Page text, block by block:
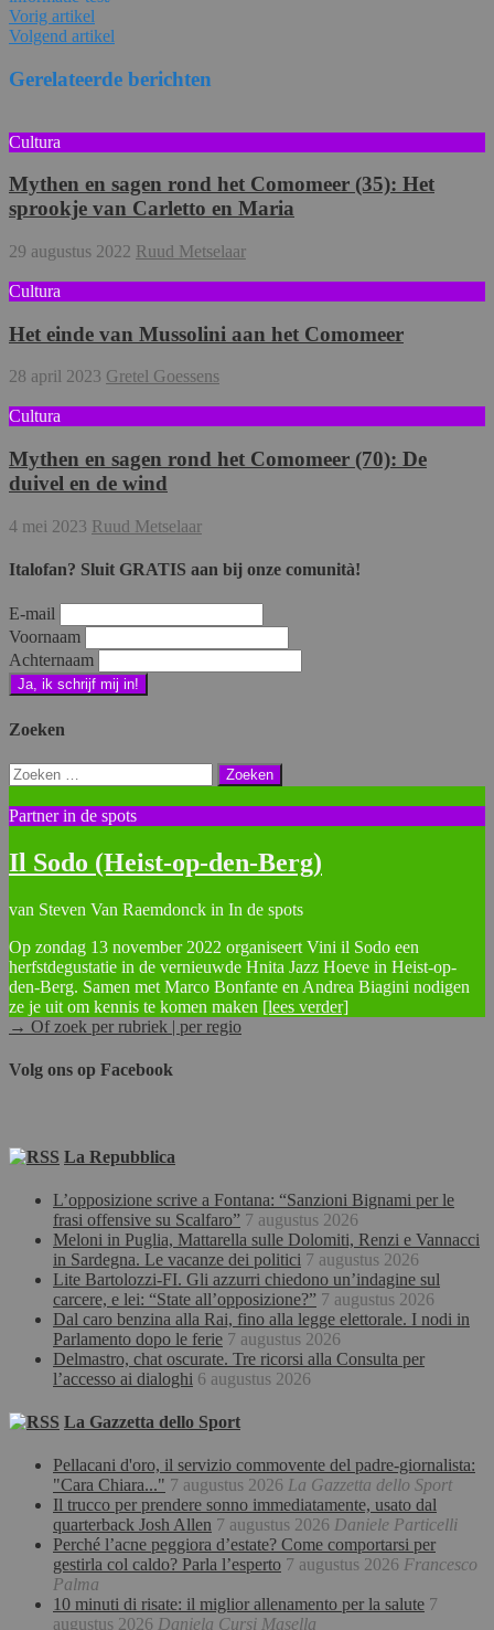
Vorig artikel
Volgend artikel
Gerelateerde berichten
Cultura
Mythen en sagen rond het Comomeer (35): Het
sprookje van Carletto en Maria
29 augustus 2022 Ruud Metselaar
Cultura
Het einde van Mussolini aan het Comomeer
28 april 2023 Gretel Goessens
Cultura
Mythen en sagen rond het Comomeer (70): De
duivel en de wind
4 mei 2023 Ruud Metselaar
Italofan? Sluit GRATIS aan bij onze comunità!
E-mail
Voornaam
Achternaam
Zoeken
Zoeken
naar:
Partner in de spots
Il Sodo (Heist-op-den-Berg)
van Steven Van Raemdonck in In de spots
Op zondag 13 november 2022 organiseert Vini il Sodo een
herfstdegustatie in de vernieuwde Hnita Jazz Hoeve in Heist-op-
den-Berg. Samen met Marco Bonfante en Andrea Biagini nodigen
ze je uit om kennis te komen maken [lees verder]
→ Of zoek per rubriek | per regio
Volg ons op Facebook
La Repubblica
L’opposizione scrive a Fontana: “Sanzioni Bignami per le
frasi offensive su Scalfaro” 7 augustus 2026
Meloni in Puglia, Mattarella sulle Dolomiti, Renzi e Vannacci
in Sardegna. Le vacanze dei politici 7 augustus 2026
Lite Bartolozzi-FI. Gli azzurri chiedono un’indagine sul
carcere, e lei: “State all’opposizione?” 7 augustus 2026
Dal caro benzina alla Rai, fino alla legge elettorale. I nodi in
Parlamento dopo le ferie 7 augustus 2026
Delmastro, chat oscurate. Tre ricorsi alla Consulta per
l’accesso ai dialoghi 6 augustus 2026
La Gazzetta dello Sport
Pellacani d'oro, il servizio commovente del padre-giornalista:
"Cara Chiara..." 7 augustus 2026 La Gazzetta dello Sport
Il trucco per prendere sonno immediatamente, usato dal
quarterback Josh Allen 7 augustus 2026 Daniele Particelli
Perché l’acne peggiora d’estate? Come comportarsi per
gestirla col caldo? Parla l’esperto 7 augustus 2026 Francesco
Palma
10 minuti di risate: il miglior allenamento per la salute 7
augustus 2026 Daniela Cursi Masella